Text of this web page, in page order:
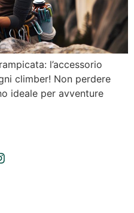
l’accessorio
climber! Non perdere
ideale per avventure